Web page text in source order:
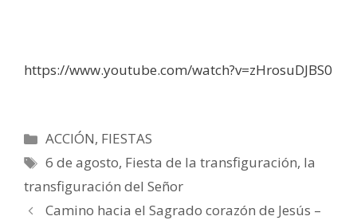
https://www.youtube.com/watch?v=zHrosuDJBS0
Categorías
ACCIÓN, FIESTAS
Etiquetas
6 de agosto, Fiesta de la transfiguración, la
transfiguración del Señor
Camino hacia el Sagrado corazón de Jesús –